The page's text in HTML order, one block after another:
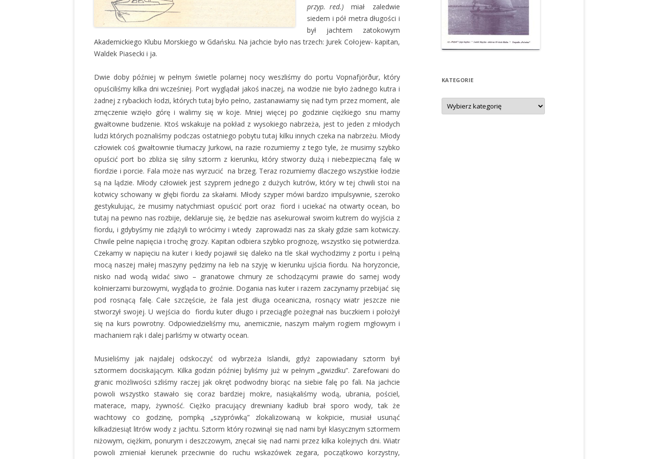
przyp. red.)
miał zaledwie
siedem i pół metra długości i
był jachtem zatokowym
Akademickiego Klubu Morskiego w Gdańsku. Na jachcie było nas trzech: Jurek Cołojew- kapitan,
Waldek Piasecki i ja.
Dwie doby później w pełnym świetle polarnej nocy weszliśmy do portu Vopnafjörður, który
opuściliśmy kilka dni wcześniej. Port wyglądał jakoś inaczej, na wodzie nie było żadnego kutra i
żadnej z rybackich łodzi, których tutaj było pełno, zastanawiamy się nad tym przez moment, ale
zmęczenie wzięło górę i walimy się w koje. Mniej więcej po godzinie ciężkiego snu mamy
gwałtowne budzenie. Ktoś wskakuje na pokład z wysokiego nabrzeża, jest to jeden z młodych
ludzi których poznaliśmy podczas ostatniego pobytu tutaj kilku innych czeka na nabrzeżu. Młody
człowiek coś gwałtownie tłumaczy Jurkowi, na razie rozumiemy z tego tyle, że musimy szybko
opuścić port bo zbliża się silny sztorm z kierunku, który stworzy dużą i niebezpieczną falę w
fiordzie i porcie. Fala może nas wyrzucić na brzeg. Teraz rozumiemy dlaczego wszystkie łodzie
są na lądzie. Młody człowiek jest szyprem jednego z dużych kutrów, który w tej chwili stoi na
kotwicy schowany w głębi fiordu za skałami. Młody szyper mówi bardzo impulsywnie, szeroko
gestykulując, że musimy natychmiast opuścić port oraz fiord i uciekać na otwarty ocean, bo
tutaj na pewno nas rozbije, deklaruje się, że będzie nas asekurował swoim kutrem do wyjścia z
fiordu, i gdybyśmy nie zdążyli to wrócimy i wtedy zaprowadzi nas za skały gdzie sam kotwiczy.
Chwile pełne napięcia i trochę grozy. Kapitan odbiera szybko prognozę, wszystko się potwierdza.
Czekamy w napięciu na kuter i kiedy pojawił się daleko na tle skał wychodzimy z portu i pełną
mocą naszej małej maszyny pędzimy na łeb na szyję w kierunku ujścia fiordu. Na horyzoncie,
nisko nad wodą widać siwo – granatowe chmury ze schodzącymi prawie do samej wody
kołnierzami burzowymi, wygląda to groźnie. Dogania nas kuter i razem zaczynamy przebijać się
pod rosnącą falę. Całe szczęście, że fala jest długa oceaniczna, rosnący wiatr jeszcze nie
stworzył swojej. U wejścia do fiordu kuter długo i przeciągle pożegnał nas buczkiem i położył
się na kurs powrotny. Odpowiedzieliśmy mu, anemicznie, naszym małym rogiem mgłowym i
machaniem rąk i dalej parliśmy w otwarty ocean.
Musieliśmy jak najdalej odskoczyć od wybrzeża Islandii, gdyż zapowiadany sztorm był
sztormem dociskającym. Kilka godzin później byliśmy już w pełnym „gwizdku”. Zarefowani do
granic możliwości szliśmy raczej jak okręt podwodny biorąc na siebie falę po fali. Na jachcie
powoli wszystko stawało się coraz bardziej mokre, nasiąkaliśmy wodą, ubrania, pościel,
materace, mapy, żywność. Ciężko pracujący drewniany kadłub brał sporo wody, tak że
wachtowy co godzinę, pompką „szyprówką” zlokalizowaną w kokpicie, musiał usunąć
kilkadziesiąt litrów wody z jachtu. Sztorm który rozwinął się nad nami był klasycznym sztormem
niżowym, ciężkim, ponurym i deszczowym, znęcał się nad nami przez kilka kolejnych dni. Wiatr
powoli zmieniał kierunek przeciwnie do ruchu wskazówek zegara, początkowo korzystny,
KATEGORIE
Kategorie